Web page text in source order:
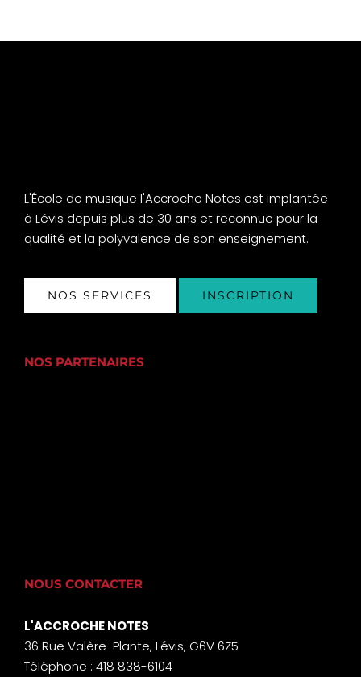
L'École de musique l'Accroche Notes est implantée
à Lévis depuis plus de 30 ans et reconnue pour la
qualité et la polyvalence de son enseignement.
NOS SERVICES INSCRIPTION
NOS PARTENAIRES
NOUS CONTACTER
L'ACCROCHE NOTES
36 Rue Valère-Plante, Lévis, G6V 6Z5
Téléphone : 418 838-6104